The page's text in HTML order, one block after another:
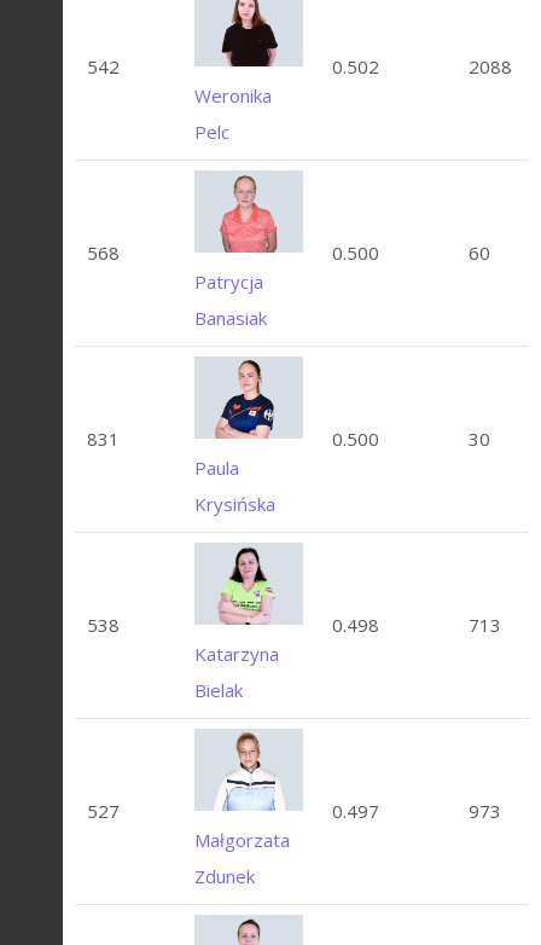
542
Weronika
Pelc
0.502 2088
568
Patrycja
Banasiak
0.500 60
831
Paula
Krysińska
0.500 30
538
Katarzyna
Bielak
0.498 713
527
Małgorzata
Zdunek
0.497 973